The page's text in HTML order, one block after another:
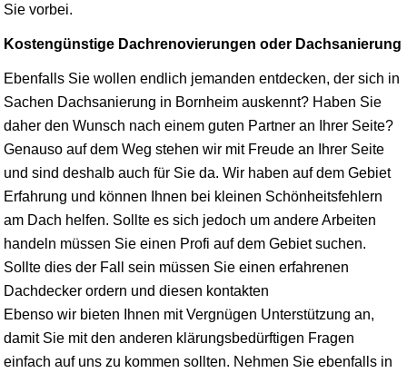
Sie vorbei.
Kostengünstige Dachrenovierungen oder Dachsanierung
Ebenfalls Sie wollen endlich jemanden entdecken, der sich in
Sachen Dachsanierung in Bornheim auskennt? Haben Sie
daher den Wunsch nach einem guten Partner an Ihrer Seite?
Genauso auf dem Weg stehen wir mit Freude an Ihrer Seite
und sind deshalb auch für Sie da. Wir haben auf dem Gebiet
Erfahrung und können Ihnen bei kleinen Schönheitsfehlern
am Dach helfen. Sollte es sich jedoch um andere Arbeiten
handeln müssen Sie einen Profi auf dem Gebiet suchen.
Sollte dies der Fall sein müssen Sie einen erfahrenen
Dachdecker ordern und diesen kontakten
Ebenso wir bieten Ihnen mit Vergnügen Unterstützung an,
damit Sie mit den anderen klärungsbedürftigen Fragen
einfach auf uns zu kommen sollten. Nehmen Sie ebenfalls in